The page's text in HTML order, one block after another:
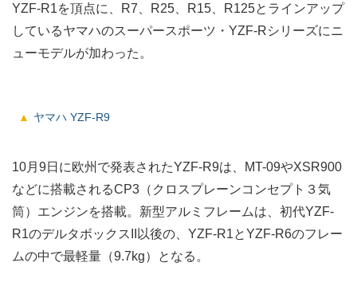
YZF-R1を頂点に、R7、R25、R15、R125とラインアップ
しているヤマハのスーパースポーツ・YZF-Rシリーズにニ
ューモデルが加わった。
ヤマハ YZF-R9
10月9日に欧州で発表されたYZF-R9は、MT-09やXSR900
などに搭載されるCP3（クロスプレーンコンセプト３気
筒）エンジンを搭載。新型アルミフレームは、初代YZF-
R1のデルタボックスII以後の、YZF-R1とYZF-R6のフレー
ムの中で最軽量（9.7kg）となる。